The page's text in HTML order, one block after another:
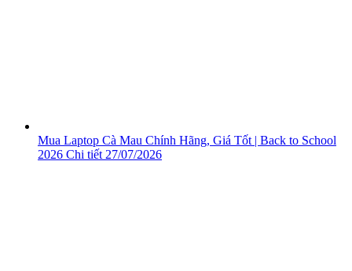
Mua Laptop Cà Mau Chính Hãng, Giá Tốt | Back to School
2026 Chi tiết 27/07/2026